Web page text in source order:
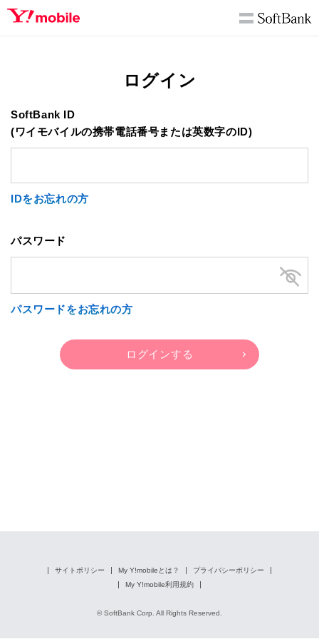
ログイン
SoftBank ID
(ワイモバイルの携帯電話番号または英数字のID)
IDをお忘れの方
パスワード
パスワードをお忘れの方
サイトポリシー My Y!mobileとは？
プライバシーポリシー
My Y!mobile利用規約
© SoftBank Corp. All Rights Reserved.